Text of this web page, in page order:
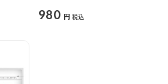
980 円 税込